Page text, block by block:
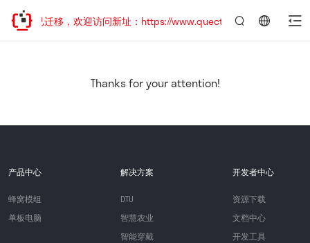
站地址已迁移，欢迎访问新址：https://www.quectel.com.cn
Thanks for your attention!
产品中心
蜂窝模组
单板电脑
解决方案
DTU
智慧农业
智能穿戴
开发者中心
资源下载
文档中心
开发工具